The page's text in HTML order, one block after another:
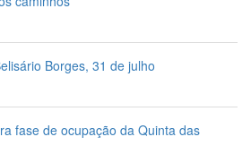
Borges, 31 de julho
fase de ocupação da Quinta das